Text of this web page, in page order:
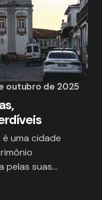
outubro de 2025
é uma cidade
pelas suas…